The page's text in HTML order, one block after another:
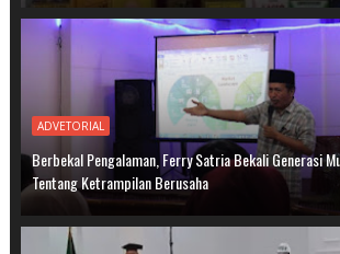
ADVETORIAL
Berbekal Pengalaman, Ferry Satria Bekali Generasi
Tentang Ketrampilan Berusaha